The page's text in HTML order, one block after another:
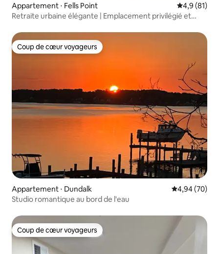
Appartement ⋅ Fells Point Évaluation
4,9 (81)
Retraite urbaine élégante | Emplacement privilégié et
Coup de cœur voyageurs
Coup de cœur voyageurs
Appartement ⋅ Dundalk Évaluation
4,94 (70)
Studio romantique au bord de l'eau
Coup de cœur voyageurs
Coup de cœur voyageurs